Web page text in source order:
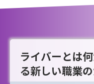
ライバーとは
る新しい職業